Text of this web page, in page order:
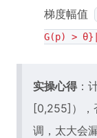
梯度幅值
G(p) >
实操心得：
[0,255]），
调，太大会